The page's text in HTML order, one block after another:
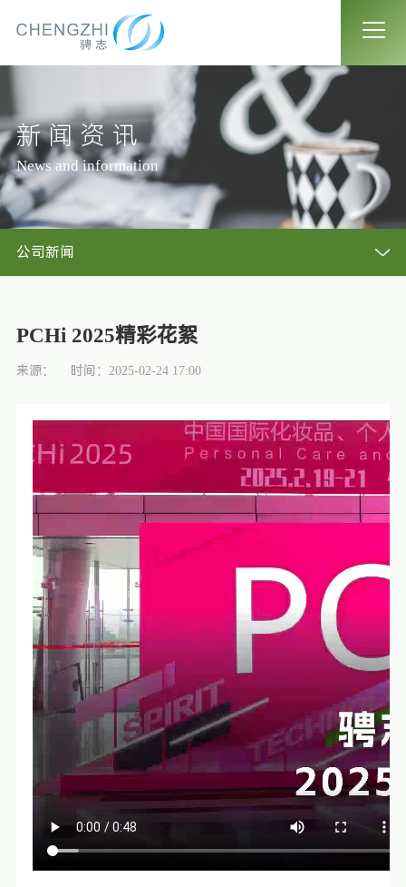
新闻资讯
News and information
公司新闻
PCHi 2025精彩花絮
来源： 时间：2025-02-24 17:00